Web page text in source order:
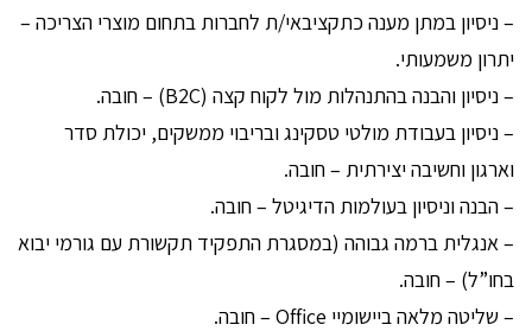
– ניסיון במתן מענה כתקציבאי/ת לחברות בתחום מוצרי הצריכה –
יתרון משמעותי.
– ניסיון והבנה בהתנהלות מול לקוח קצה (B2C) – חובה.
– ניסיון בעבודת מולטי טסקינג ובריבוי ממשקים, יכולת סדר
וארגון וחשיבה יצירתית – חובה.
– הבנה וניסיון בעולמות הדיגיטל – חובה.
– אנגלית ברמה גבוהה (במסגרת התפקיד תקשורת עם גורמי יבוא
בחו”ל) – חובה.
– שליטה מלאה ביישומיי Office – חובה.